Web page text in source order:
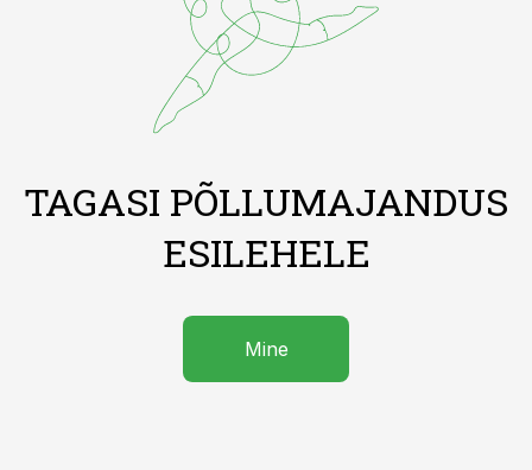
TAGASI PÕLLUMAJANDUS
ESILEHELE
Mine